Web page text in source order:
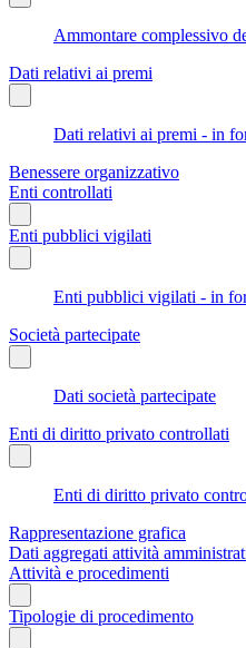
Ammontare complessivo
Dati relativi ai premi
Dati relativi ai premi - in
Benessere organizzativo
Enti controllati
Enti pubblici vigilati
Enti pubblici vigilati - in
Società partecipate
Dati società partecipate
Enti di diritto privato controllati
Enti di diritto privato
Rappresentazione grafica
Dati aggregati attività
Attività e procedimenti
Tipologie di procedimento